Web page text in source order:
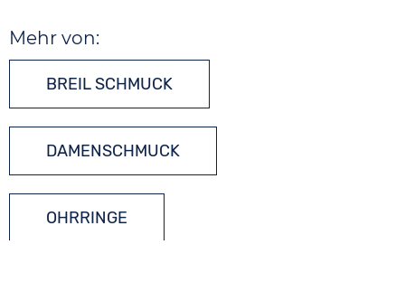
Mehr von:
BREIL SCHMUCK
DAMENSCHMUCK
OHRRINGE